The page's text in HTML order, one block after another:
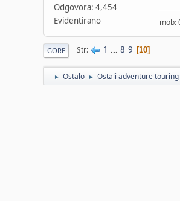
Odgovora: 4,454
Evidentirano
mob:
GORE Str 1 ... 8 9 10
► Ostalo ► Ostali adventure